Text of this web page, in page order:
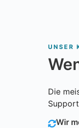
UNSER
Die
Wir